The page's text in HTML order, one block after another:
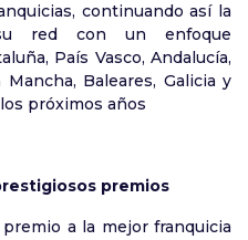
continuando así la
red con un enfoque
País Vasco, Andalucía,
Mancha, Baleares, Galicia y
próximos años
premios
a la mejor franquicia